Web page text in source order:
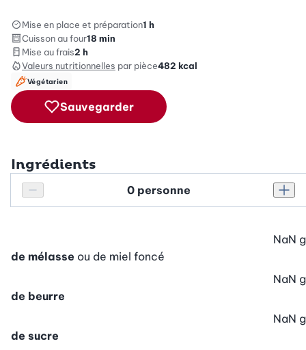
Mise en place et préparation1 h
Cuisson au four18 min
Mise au frais2 h
Valeurs nutritionnelles par pièce482 kcal
Végétarien
Sauvegarder
Ingrédients
Réduire le nombre de personnes
Personnes
de mélasse ou de miel foncé
NaN g
de beurre
NaN g
de sucre
NaN g